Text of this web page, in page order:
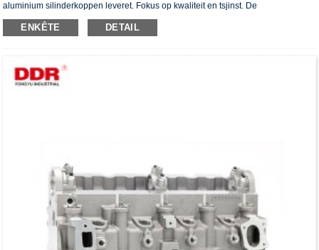
aluminium silinderkoppen leveret. Fokus op kwaliteit en tsjinst. De
silinderkoppen hawwe it ISO16949-autentikaasjesertifikaat, "de heechdichte
silinderkop", "de lange libbensdoer fan 'e silinderkop" en de oare 5 patinten foar
ENKÊTE DETAIL